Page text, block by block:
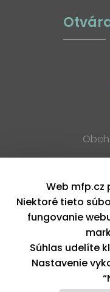
Copyright © 2026, MFP
Web mfp.cz
Niektoré tieto
fungovanie
Súhlas udelíte
Nastavenie